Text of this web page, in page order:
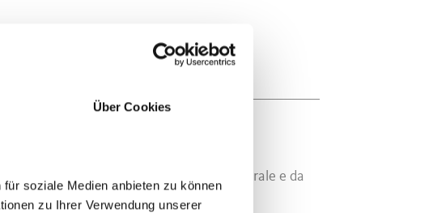
Über Cookies
soziale Medien anbieten zu können
zu Ihrer Verwendung unserer
l'abitazione, una parte adibita all'uso rurale e da